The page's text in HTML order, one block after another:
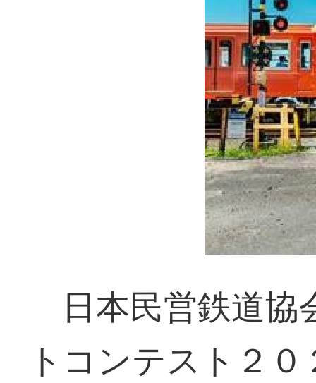
日本民営鉄道協
トコンテスト２